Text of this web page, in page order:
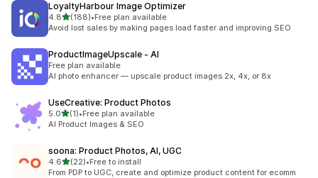
LoyaltyHarbour Image Optimizer
4.8เต็ม 5 ดาว
(188)
ทั้งหมด 188 รีวิว
•Free plan available
Avoid lost sales by making pages load faster and improving SEO
ProductImageUpscale ‑ AI
Free plan available
AI photo enhancer — upscale product images 2x, 4x, or 8x
UseCreative: Product Photos
5.0เต็ม 5 ดาว
(1)
ทั้งหมด 1 รีวิว
•Free plan available
AI Product Images & SEO
soona: Product Photos, AI, UGC
4.6เต็ม 5 ดาว
(22)
ทั้งหมด 22 รีวิว
•Free to install
From PDP to UGC, create and optimize product content for ecomm